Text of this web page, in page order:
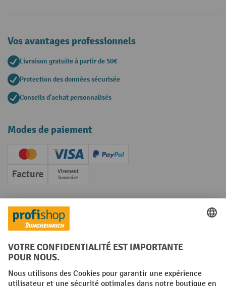
Vos avantages professionnels
Livraison gratuite à partir de 50€
Protection des données sécurisée
Conseils d'achat personnalisés
Modes de paiement
Creditcard (Master)Creditcard (Visa)
PayPal
Facture Paiement anticipé
Réseaux sociaux
Facebook
YouTube
LinkedInInstagram
Conditions générales Mentions légales